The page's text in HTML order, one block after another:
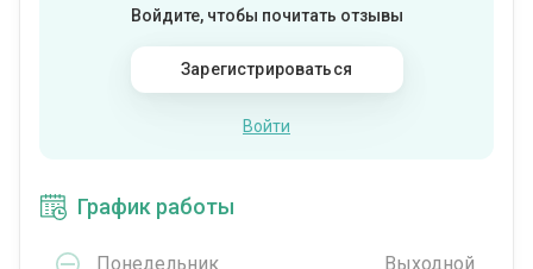
Войдите, чтобы почитать отзывы
Зарегистрироваться
Войти
График работы
Понедельник Выходной